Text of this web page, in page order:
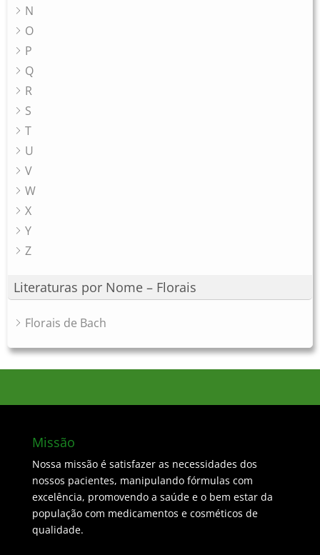
N
O
P
Q
R
S
T
U
V
W
X
Y
Z
Literaturas por Nome – Florais
Florais de Bach
Missão
Nossa missão é satisfazer as necessidades dos
nossos pacientes, manipulando fórmulas com
excelência, promovendo a saúde e o bem estar da
população com medicamentos e cosméticos de
qualidade.